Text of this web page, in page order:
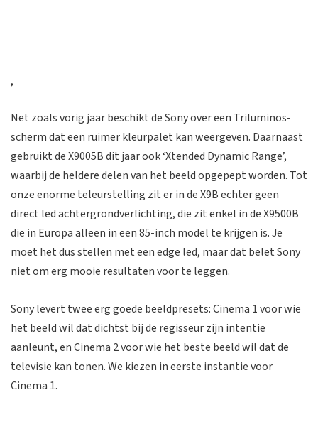
,
Net zoals vorig jaar beschikt de Sony over een Triluminos-
scherm dat een ruimer kleurpalet kan weergeven. Daarnaast
gebruikt de X9005B dit jaar ook ‘Xtended Dynamic Range’,
waarbij de heldere delen van het beeld opgepept worden. Tot
onze enorme teleurstelling zit er in de X9B echter geen
direct led achtergrondverlichting, die zit enkel in de X9500B
die in Europa alleen in een 85-inch model te krijgen is. Je
moet het dus stellen met een edge led, maar dat belet Sony
niet om erg mooie resultaten voor te leggen.
Sony levert twee erg goede beeldpresets: Cinema 1 voor wie
het beeld wil dat dichtst bij de regisseur zijn intentie
aanleunt, en Cinema 2 voor wie het beste beeld wil dat de
televisie kan tonen. We kiezen in eerste instantie voor
Cinema 1.